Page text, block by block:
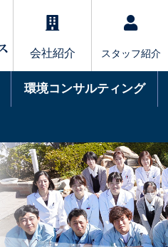
スタッフ紹介
会社紹介
環境コンサルティング